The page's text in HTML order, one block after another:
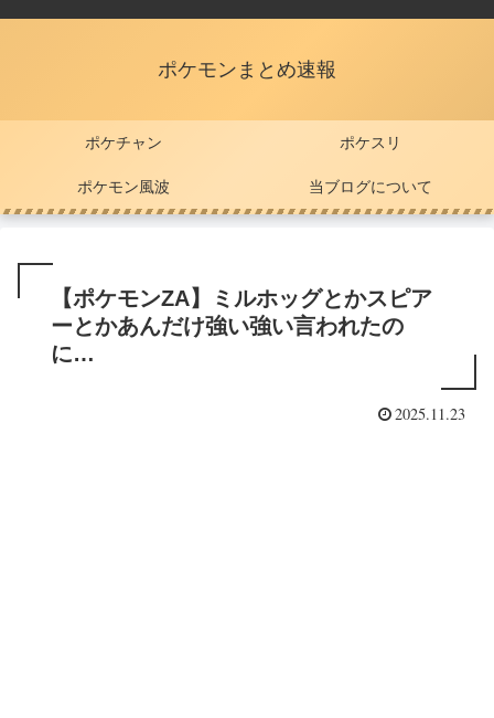
ポケモンまとめ速報
ポケチャン ポケスリ
ポケモン風波 当ブログについて
【ポケモンZA】ミルホッグとかスピア
ーとかあんだけ強い強い言われたの
に…
2025.11.23